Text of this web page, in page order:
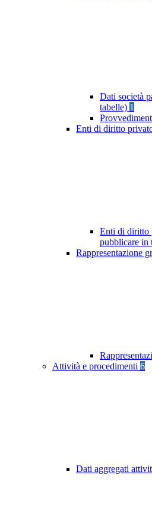
Dati società
tabelle) 1
Enti di diritto
Enti di diritto
pubblicare in
Rappresentazione
Attività e procedimenti 6
Dati aggregati